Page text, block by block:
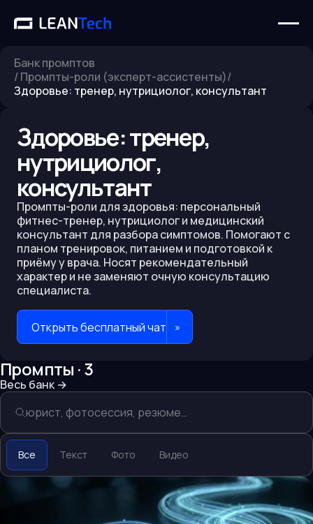
Банк промптов
/Промпты-роли (эксперт-ассистенты)/
Здоровье: тренер, нутрициолог, консультант
Здоровье: тренер,
нутрициолог,
консультант
Промпты-роли для здоровья: персональный
фитнес-тренер, нутрициолог и медицинский
консультант для разбора симптомов. Помогают с
планом тренировок, питанием и подготовкой к
приёму у врача. Носят рекомендательный
характер и не заменяют очную консультацию
специалиста.
Открыть бесплатный чат »
Промпты ·3
Весь банк →
Все Текст Фото Видео